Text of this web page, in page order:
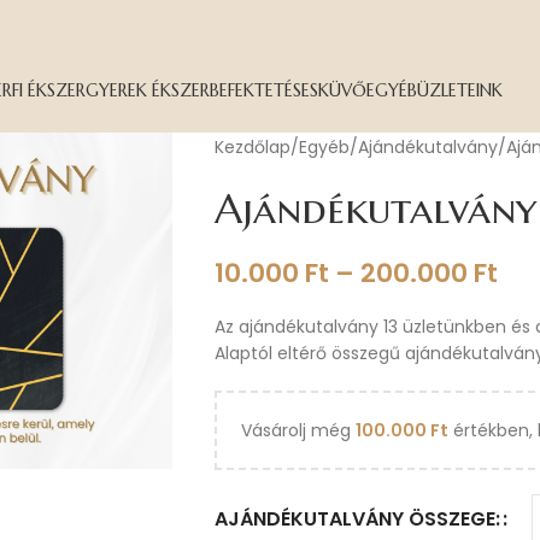
ÉKSZERGYEREK ÉKSZERBEFEKTETÉSESKÜVŐEGYÉBÜZLETEINK
Kezdőlap Egyéb Ajándékutalvány
Ajándékutalvány
10.000 Ft – 200.000 Ft
Az ajándékutalvány 13 üzletünkben
Alaptól eltérő összegű
Vásárolj még 100.000 Ft értékben,
AJÁNDÉKUTALVÁNY ÖSSZEGE: